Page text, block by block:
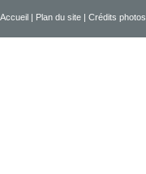
Accueil | Plan du site | Crédits photos